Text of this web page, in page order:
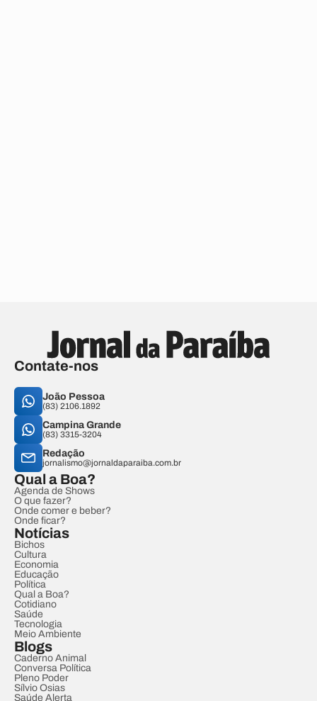
Contate-nos
João Pessoa
(83) 2106.1892
Campina Grande
(83) 3315-3204
Redação
jornalismo@jornaldaparaiba.com.br
Qual a Boa?
Agenda de Shows
O que fazer?
Onde comer e beber?
Onde ficar?
Notícias
Bichos
Cultura
Economia
Educação
Política
Qual a Boa?
Cotidiano
Saúde
Tecnologia
Meio Ambiente
Blogs
Caderno Animal
Conversa Política
Pleno Poder
Sílvio Osias
Saúde Alerta